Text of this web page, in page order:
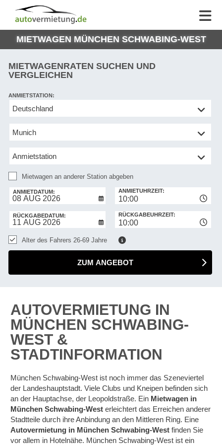
AUTOVERMIETUNG
AUTO
EUROPE
AUTOVERMIETUNG
HILFE
MEINE
MIETWAGEN MÜNCHEN SCHWABING-WEST
MIETWAGENRATEN SUCHEN UND
VERGLEICHEN
Mietwagen
anderer
ANMIETSTATION:
Mietwagen an anderer Station abgeben
ANMIETDATUM:
10:00
ANMIETUHRZEIT:
RÜCKGABEDATUM:
10:00
RÜCKGABEUHRZEIT:
Alter des Fahrers 26-69 Jahre
ZUM ANGEBOT
AUTOVERMIETUNG IN
MÜNCHEN SCHWABING-
WEST &
STADTINFORMATION
München Schwabing-West ist noch immer das Szeneviertel
der Landeshauptstadt. Viele Clubs und Kneipen befinden sich
an der Hauptachse, der Leopoldstraße. Ein Mietwagen in
München Schwabing-West erleichtert das Erreichen anderer
Stadtteile durch ihre Anbindung an den Mittleren Ring. Eine
Autovermietung in München Schwabing-West finden Sie
vor allem in Hotelnähe. München Schwabing-West ist ein